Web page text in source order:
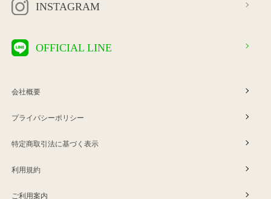
INSTAGRAM
OFFICIAL LINE
会社概要
プライバシーポリシー
特定商取引法に基づく表示
利用規約
ご利用案内